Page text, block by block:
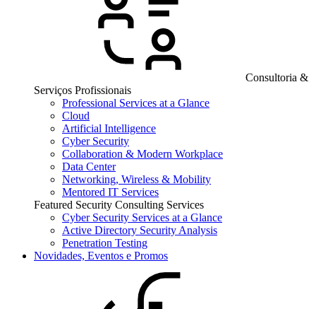
Consultoria &
Serviços Profissionais
Professional Services at a Glance
Cloud
Artificial Intelligence
Cyber Security
Collaboration & Modern Workplace
Data Center
Networking, Wireless & Mobility
Mentored IT Services
Featured Security Consulting Services
Cyber Security Services at a Glance
Active Directory Security Analysis
Penetration Testing
Novidades, Eventos e Promos